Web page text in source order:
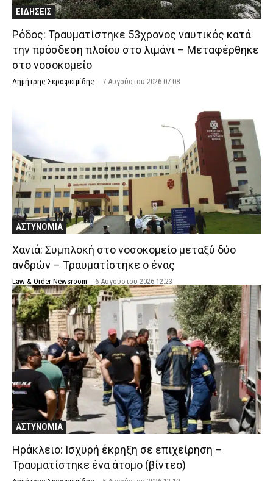
ΕΙΔΗΣΕΙΣ
Ρόδος: Τραυματίστηκε 53χρονος ναυτικός κατά
την πρόσδεση πλοίου στο λιμάνι – Μεταφέρθηκε
στο νοσοκομείο
Δημήτρης Σεραφειμίδης - 7 Αυγούστου 2026 07:08
ΑΣΤΥΝΟΜΙΑ
Χανιά: Συμπλοκή στο νοσοκομείο μεταξύ δύο
ανδρών – Τραυματίστηκε ο ένας
Law & Order Newsroom - 6 Αυγούστου 2026 12:23
ΑΣΤΥΝΟΜΙΑ
Ηράκλειο: Ισχυρή έκρηξη σε επιχείρηση –
Τραυματίστηκε ένα άτομο (βίντεο)